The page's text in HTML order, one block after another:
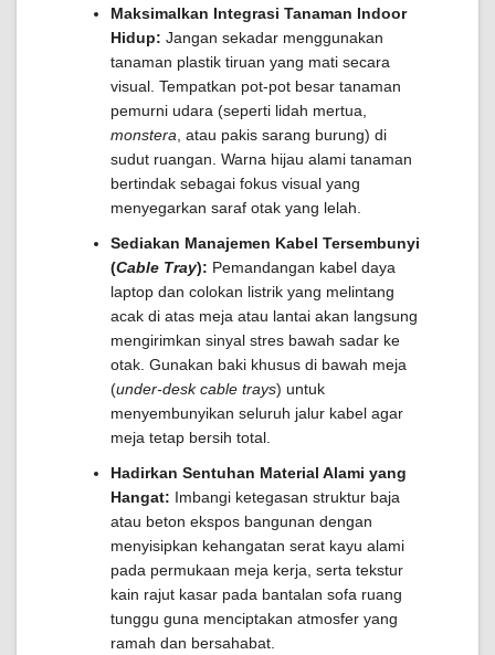
Maksimalkan Integrasi Tanaman Indoor
Hidup: Jangan sekadar menggunakan
tanaman plastik tiruan yang mati secara
visual. Tempatkan pot-pot besar tanaman
pemurni udara (seperti lidah mertua,
monstera , atau pakis sarang burung) di
sudut ruangan. Warna hijau alami tanaman
bertindak sebagai fokus visual yang
menyegarkan saraf otak yang lelah.
Sediakan Manajemen Kabel Tersembunyi
(Cable Tray): Pemandangan kabel daya
laptop dan colokan listrik yang melintang
acak di atas meja atau lantai akan langsung
mengirimkan sinyal stres bawah sadar ke
otak. Gunakan baki khusus di bawah meja
(under-desk cable trays) untuk
menyembunyikan seluruh jalur kabel agar
meja tetap bersih total.
Hadirkan Sentuhan Material Alami yang
Hangat: Imbangi ketegasan struktur baja
atau beton ekspos bangunan dengan
menyisipkan kehangatan serat kayu alami
pada permukaan meja kerja, serta tekstur
kain rajut kasar pada bantalan sofa ruang
tunggu guna menciptakan atmosfer yang
ramah dan bersahabat.